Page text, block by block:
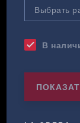
check В